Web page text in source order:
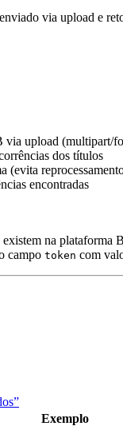
enviado via upload e
upload (multipart/
dos títulos
(evita
encontradas
existem na plataforma
campo token com
Exemplo